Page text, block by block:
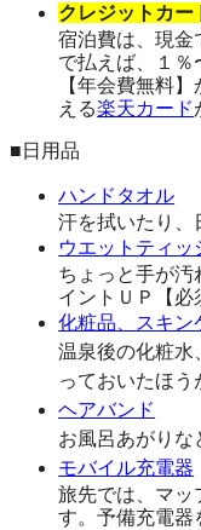
クレジットカー
宿泊費は、現金
で払えば、１％
【年会費無料
える楽天カード
■日用品
ハンドタオル
汗を拭いたり、
ウエットティッ
ちょっと手が汚
イントＵＰ【必
化粧品、スキン
温泉後の化粧水
っておいたほう
ヘアバンド
お風呂あがりな
モバイル充電器
旅先では、マッ
す。予備充電器